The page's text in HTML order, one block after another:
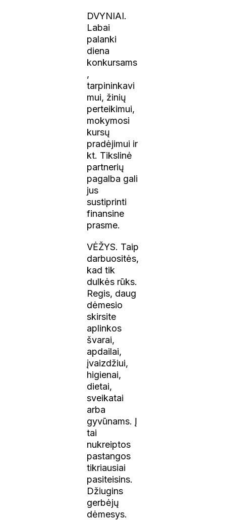
DVYNIAI.
Labai
palanki
diena
konkursams
,
tarpininkavi
mui, žinių
perteikimui,
mokymosi
kursų
pradėjimui ir
kt. Tikslinė
partnerių
pagalba gali
jus
sustiprinti
finansine
prasme.
VĖŽYS. Taip
darbuositės,
kad tik
dulkės rūks.
Regis, daug
dėmesio
skirsite
aplinkos
švarai,
apdailai,
įvaizdžiui,
higienai,
dietai,
sveikatai
arba
gyvūnams. Į
tai
nukreiptos
pastangos
tikriausiai
pasiteisins.
Džiugins
gerbėjų
dėmesys.